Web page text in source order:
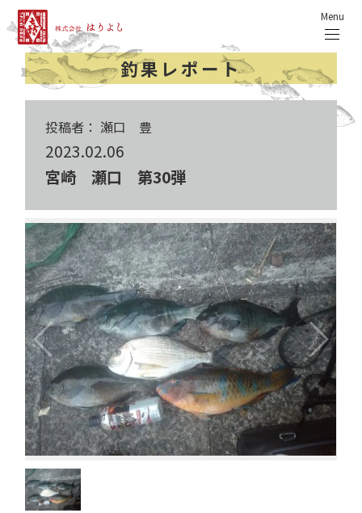
Menu
釣果レポート
投稿者： 瀬口 豊
2023.02.06
宮崎 瀬口 第30弾